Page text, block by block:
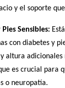
y el soporte
Sensibles:
con diabetes y
altura adicionales
es crucial para
o neuropatía.